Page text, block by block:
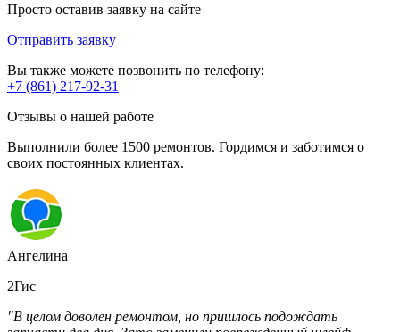
Просто оставив заявку на сайте
Отправить заявку
Вы также можете позвонить по телефону:
+7 (861) 217-92-31
Отзывы о нашей работе
Выполнили более 1500 ремонтов. Гордимся и заботимся о
своих постоянных клиентах.
Ангелина
2Гис
"В целом доволен ремонтом, но пришлось подождать